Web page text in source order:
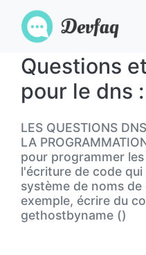
Questions
pour le dns :
LES QUESTIONS
LA
pour programmer
l'écriture de code
système de noms
exemple, écrire du
gethostbyname ()